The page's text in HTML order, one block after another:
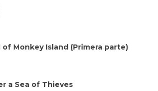
a Sea of Thieves